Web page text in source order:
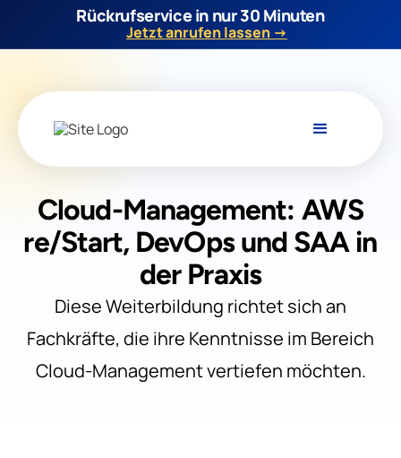
Rückrufservice in nur 30 Minuten
Jetzt anrufen lassen →
Cloud-Management: AWS
re/Start, DevOps und SAA in
der Praxis
Diese Weiterbildung richtet sich an
Fachkräfte, die ihre Kenntnisse im Bereich
Cloud-Management vertiefen möchten.